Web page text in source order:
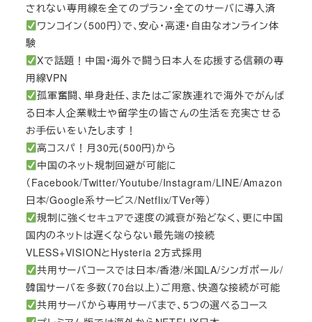
されない専用線を全てのプラン・全てのサーバに導入済
ワンコイン（500円）で、安心・高速・自由なオンライン体
験
Xで話題！中国・海外で闘う日本人を応援する信頼の専
用線VPN
孤軍奮闘、単身赴任、またはご家族連れで海外でがんば
る日本人企業戦士や留学生の皆さんの生活を充実させる
お手伝いをいたします！
高コスパ！月30元(500円)から
中国のネット規制回避が可能に
（Facebook/Twitter/Youtube/Instagram/LINE/Amazon
日本/Google系サービス/Netflix/TVer等）
規制に強くセキュアで速度の減衰が殆どなく、更に中国
国内のネットは遅くならない最先端の接続
VLESS+VISIONとHysteria 2方式採用
共用サーバコースでは日本/香港/米国LA/シンガポール/
韓国サーバを多数（70台以上）ご用意、快適な接続が可能
共用サーバから専用サーバまで、5つの選べるコース